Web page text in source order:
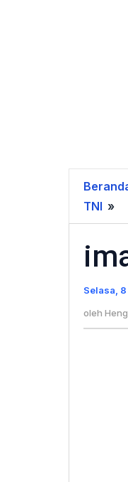
TNI »
-
Selasa,
oleh